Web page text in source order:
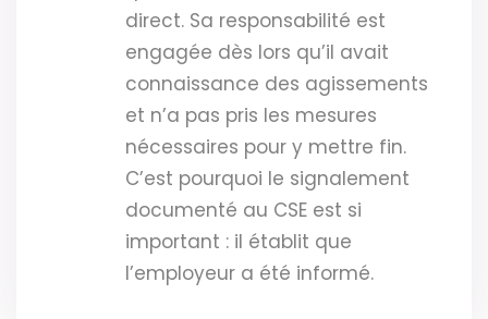
direct. Sa responsabilité est
engagée dès lors qu’il avait
connaissance des agissements
et n’a pas pris les mesures
nécessaires pour y mettre fin.
C’est pourquoi le signalement
documenté au CSE est si
important : il établit que
l’employeur a été informé.